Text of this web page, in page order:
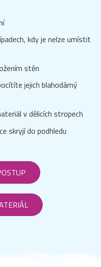
kdy je nelze umístit
stěn
jejich blahodárný
v dělicích stropech
skryjí do podhledu